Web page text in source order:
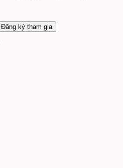
Đăng ký tham gia